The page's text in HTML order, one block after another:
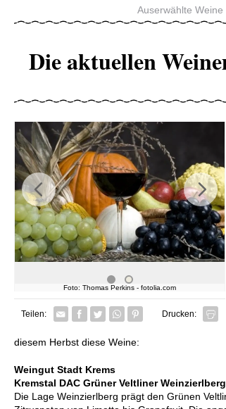
Auserwählte
Die aktuellen
Foto: Thomas Perkins - fotolia.com
Next
Previous
Teilen: Facebook
TwitterWhatsapp senden
Pin it Drucken:
diesem Herbst diese Weine:
Weingut Stadt Krems
Kremstal DAC Grüner Veltliner
Die Lage Weinzierlberg prägt den Grünen